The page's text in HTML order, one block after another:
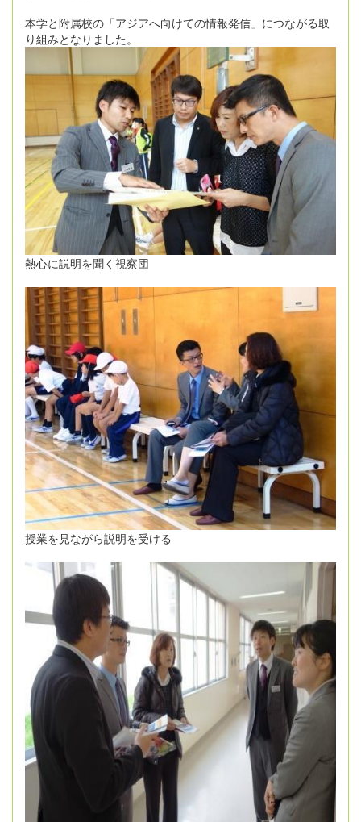
本学と附属校の「アジアへ向けての情報発信」につながる取
り組みとなりました。
熱心に説明を聞く視察団
授業を見ながら説明を受ける